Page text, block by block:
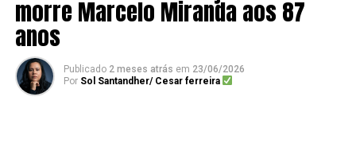
morre Marcelo Miranda aos 87
anos
Publicado 2 meses atrás em 23/06/2026
Por Sol Santandher/ Cesar ferreira